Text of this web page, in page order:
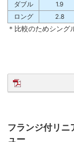
ダブル
1.9
ロング
2.8
＊比較のためシング
フランジ付リ
ュー